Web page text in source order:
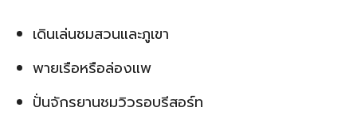
เดินเล่นชมสวนและภูเขา
พายเรือหรือล่องแพ
ปั่นจักรยานชมวิวรอบรีสอร์ท